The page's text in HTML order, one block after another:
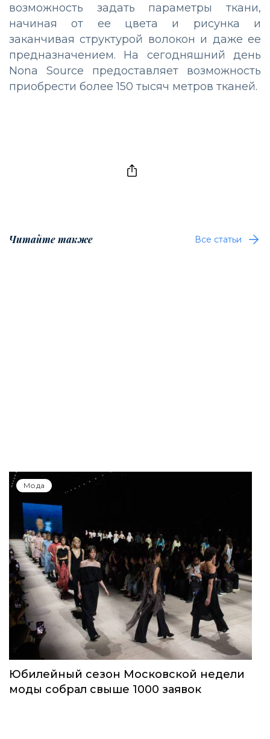
возможность задать параметры ткани,
начиная от ее цвета и рисунка и
заканчивая структурой волокон и даже ее
предназначением. На сегодняшний день
Nona Source предоставляет возможность
приобрести более 150 тысяч метров тканей.
Читайте также Все статьи
Мода
Юбилейный сезон Московской недели
моды собрал свыше 1000 заявок